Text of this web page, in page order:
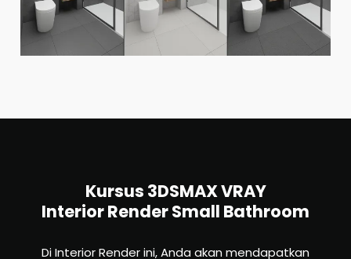
Kursus 3DSMAX VRAY
Interior Render Small Bathroom
Di Interior Render ini, Anda akan mendapatkan